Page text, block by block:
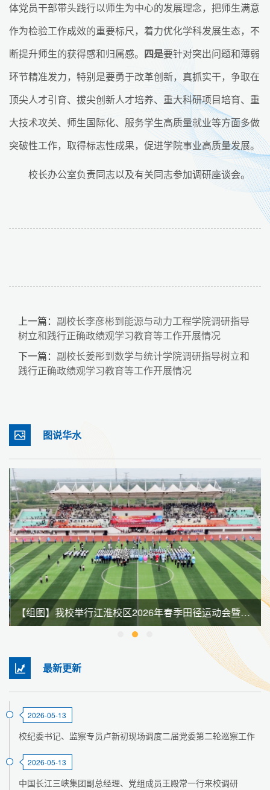
体党员干部带头践行以师生为中心的发展理念，把师生满意
作为检验工作成效的重要标尺，着力优化学科发展生态，不
断提升师生的获得感和归属感。 四是要针对突出问题和薄弱
环节精准发力，特别是要勇于改革创新，真抓实干，争取在
顶尖人才引育、拔尖创新人才培养、重大科研项目培育、重
大技术攻关、师生国际化、服务学生高质量就业等方面多做
突破性工作，取得标志性成果，促进学院事业高质量发展。
校长办公室负责同志以及有关同志参加调研座谈会。
上一篇： 副校长李彦彬到能源与动力工程学院调研指导
树立和践行正确政绩观学习教育等工作开展情况
下一篇： 副校长姜彤到数学与统计学院调研指导树立和
践行正确政绩观学习教育等工作开展情况
图说华水
【组图】我校举行江淮校区2026年春季田径运动会暨全民健身大会
最新更新
2026-05-13
校纪委书记、监察专员卢新初现场调度二届党委第二轮巡察工作
2026-05-13
中国长江三峡集团副总经理、党组成员王殿常一行来校调研